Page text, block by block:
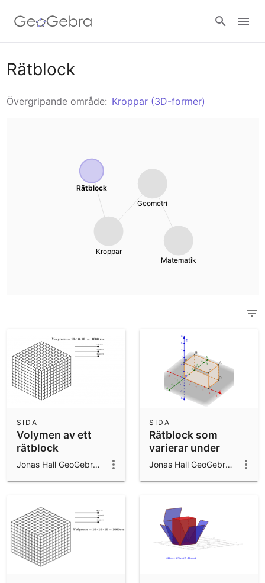
Resurser
Geometri
Trigonometri
Räknare
Grafräknare
Ladda ned appar
Kom igång med GeoGebras räknare
Logga in
Rätblock
Övergripande område: Kroppar (3D-former)
Kroppar
Geometri
Matematik
Rätblock
Volymen av ett
rätblock
SIDA
Jonas Hall GeoGebra ambassador 2024/25
Rätblock som
varierar under
bivillkor
SIDA
Jonas Hall GeoGebra ambassador 2024/25